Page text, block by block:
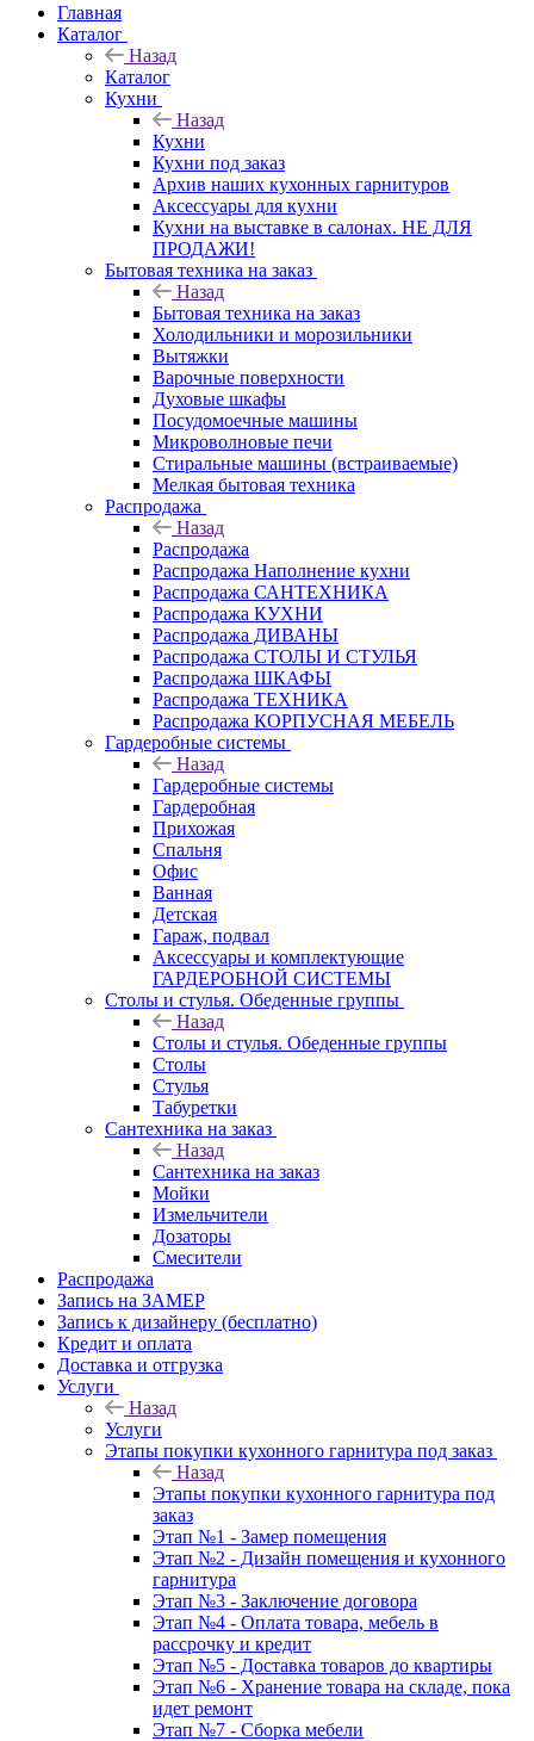
Главная
Каталог
Назад
Каталог
Кухни
Назад
Кухни
Кухни под заказ
Архив наших кухонных гарнитуров
Аксессуары для кухни
Кухни на выставке в салонах. НЕ ДЛЯ
ПРОДАЖИ!
Бытовая техника на заказ
Назад
Бытовая техника на заказ
Холодильники и морозильники
Вытяжки
Варочные поверхности
Духовые шкафы
Посудомоечные машины
Микроволновые печи
Стиральные машины (встраиваемые)
Мелкая бытовая техника
Распродажа
Назад
Распродажа
Распродажа Наполнение кухни
Распродажа САНТЕХНИКА
Распродажа КУХНИ
Распродажа ДИВАНЫ
Распродажа СТОЛЫ И СТУЛЬЯ
Распродажа ШКАФЫ
Распродажа ТЕХНИКА
Распродажа КОРПУСНАЯ МЕБЕЛЬ
Гардеробные системы
Назад
Гардеробные системы
Гардеробная
Прихожая
Спальня
Офис
Ванная
Детская
Гараж, подвал
Аксессуары и комплектующие
ГАРДЕРОБНОЙ СИСТЕМЫ
Столы и стулья. Обеденные группы
Назад
Столы и стулья. Обеденные группы
Столы
Стулья
Табуретки
Сантехника на заказ
Назад
Сантехника на заказ
Мойки
Измельчители
Дозаторы
Смесители
Распродажа
Запись на ЗАМЕР
Запись к дизайнеру (бесплатно)
Кредит и оплата
Доставка и отгрузка
Услуги
Назад
Услуги
Этапы покупки кухонного гарнитура под заказ
Назад
Этапы покупки кухонного гарнитура под
заказ
Этап №1 - Замер помещения
Этап №2 - Дизайн помещения и кухонного
гарнитура
Этап №3 - Заключение договора
Этап №4 - Оплата товара, мебель в
рассрочку и кредит
Этап №5 - Доставка товаров до квартиры
Этап №6 - Хранение товара на складе, пока
идет ремонт
Этап №7 - Сборка мебели